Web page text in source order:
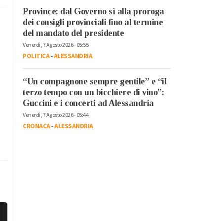
Province: dal Governo sì alla proroga
dei consigli provinciali fino al termine
del mandato del presidente
Venerdì, 7 Agosto 2026 - 05:55
POLITICA-ALESSANDRIA
“Un compagnone sempre gentile” e “il
terzo tempo con un bicchiere di vino”:
Guccini e i concerti ad Alessandria
Venerdì, 7 Agosto 2026 - 05:44
CRONACA-ALESSANDRIA